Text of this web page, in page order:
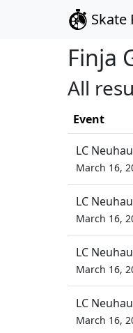
Skate
Finja
All
Event
LC
March 16,
LC
March 16,
LC
March 16,
LC
March 16,